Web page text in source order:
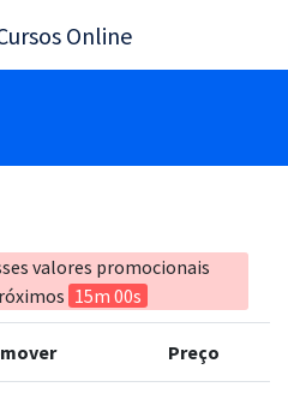
valores promocionais
15m 00s
Preço